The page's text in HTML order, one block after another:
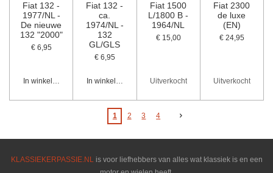
Fiat 132 -
1977/NL -
De nieuwe
132 "2000"
€ 6,95
In winkelwagen
Fiat 132 -
ca.
1974/NL -
132
GL/GLS
€ 6,95
In winkelwagen
Fiat 1500
L/1800 B -
1964/NL
€ 15,00
Uitverkocht
Fiat 2300
de luxe
(EN)
€ 24,95
Uitverkocht
1 2 3 4
KLASSIEKERPASSIE.NL
is voor liefhebbers van alles wat klassiek is en een